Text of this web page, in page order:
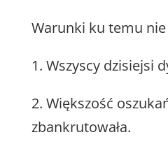
Warunki ku temu nie
1. Wszyscy dzisiejsi
2. Większość
zbankrutowała.